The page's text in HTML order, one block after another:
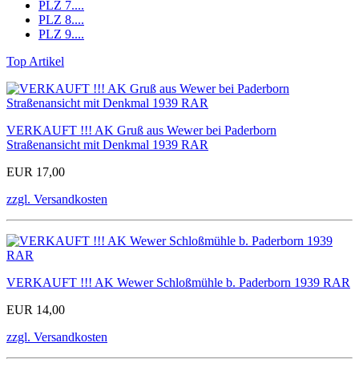
PLZ 7....
PLZ 8....
PLZ 9....
Top Artikel
VERKAUFT !!! AK Gruß aus Wewer bei Paderborn
Straßenansicht mit Denkmal 1939 RAR
EUR 17,00
zzgl. Versandkosten
VERKAUFT !!! AK Wewer Schloßmühle b. Paderborn 1939 RAR
EUR 14,00
zzgl. Versandkosten